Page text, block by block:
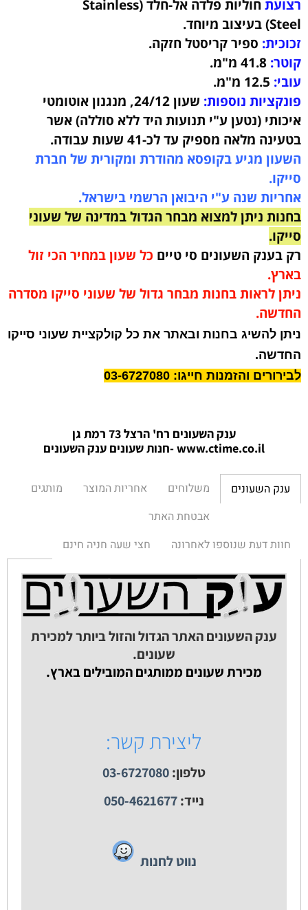
רצועת
חוליות פלדה אל-חלד (Stainless
Steel) בעיצוב מיוחד.
זכוכית: ספיר קריסטל חזקה.
קוטר: 41.8 מ"מ.
עובי: 12.5 מ"מ.
פונקציות נוספות: שעון 24/12,
מנגנון אוטומטי
איכותי (נטען ע"י תנועות היד ללא סוללה) אשר
בטעינה מלאה מספיק עד לכ-41 שעות עבודה.
השעון מגיע בקופסא מהודרת ומקורית של חברת
סייקו.
אחריות שנה ע"י היבואן הרשמי בישראל.
בחנות ניתן למצוא מבחר הגדול במדינה של שעוני
סייקו.
רק בענק השעונים סי טיים כל שעון במחיר הכי זול
בארץ.
ניתן לראות בחנות מבחר גדול של שעוני סייקו מסדרה
החדשה.
ניתן להשיג בחנות ובאתר את כל קולקציית שעוני סייקו
החדשה.
לבירורים והזמנות חייגו: 03-6727080
ענק השעונים רח' הרצל 73 רמת גן
www.ctime.co.il-חנות שעונים ענק השעונים
ענק השעונים משלוחים אחריות המוצר
מותגים
אבטחת האתר
חוות דעת שנוספו לאחרונה
חצי שעה חניה חינם
ענק השעונים האתר הגדול והזול ביותר למכירת
שעונים.
מכירת שעונים ממותגים המובילים בארץ.
ליצירת קשר:
טלפון:03-6727080
נייד:050-4621677
נווט לחנות